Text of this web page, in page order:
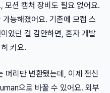
모션 캡처 장비도 필요 없어요.
능해졌어요. 기존에 모캡 스
었던 걸 감안하면, 혼자 개발
커요.
머리만 변환됐는데, 이제 전신
으로 바꿀 수 있어요. 외부